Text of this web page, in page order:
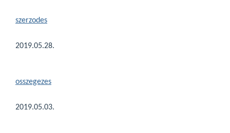
szerzodes
2019.05.28.
osszegezes
2019.05.03.